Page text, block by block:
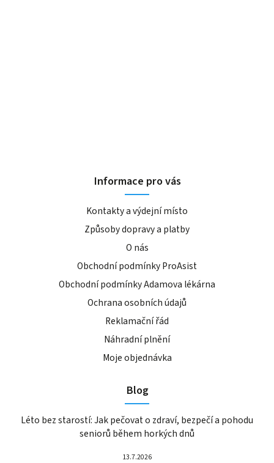
Informace pro vás
Kontakty a výdejní místo
Způsoby dopravy a platby
O nás
Obchodní podmínky ProAsist
Obchodní podmínky Adamova lékárna
Ochrana osobních údajů
Reklamační řád
Náhradní plnění
Moje objednávka
Blog
Léto bez starostí: Jak pečovat o zdraví, bezpečí a pohodu
seniorů během horkých dnů
13.7.2026